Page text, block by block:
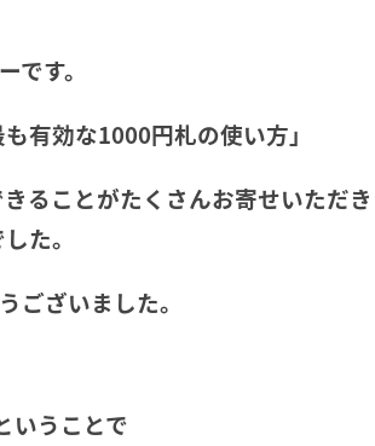
す。
有効な1000円札の使い方」
ることがたくさんお寄せいただき
た。
ございました。
いうことで